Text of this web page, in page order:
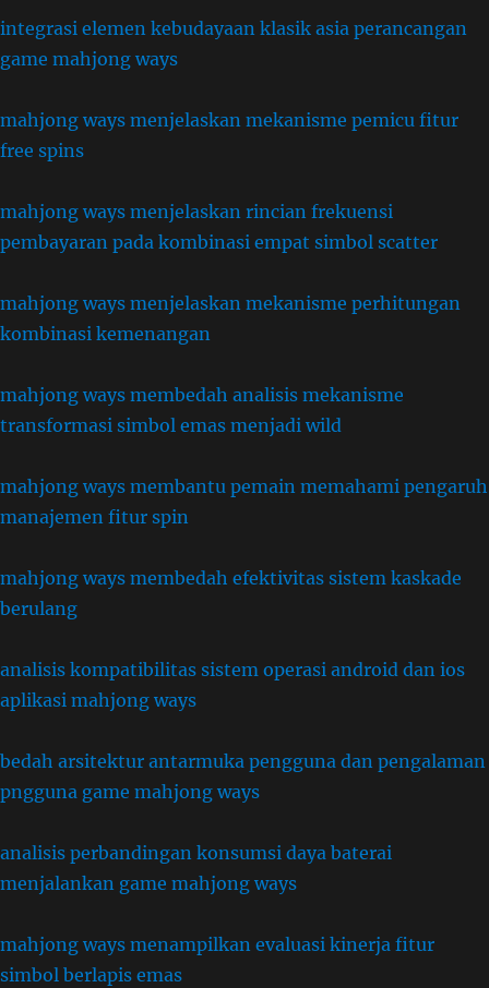
integrasi elemen kebudayaan klasik asia perancangan
game mahjong ways
mahjong ways menjelaskan mekanisme pemicu fitur
free spins
mahjong ways menjelaskan rincian frekuensi
pembayaran pada kombinasi empat simbol scatter
mahjong ways menjelaskan mekanisme perhitungan
kombinasi kemenangan
mahjong ways membedah analisis mekanisme
transformasi simbol emas menjadi wild
mahjong ways membantu pemain memahami pengaruh
manajemen fitur spin
mahjong ways membedah efektivitas sistem kaskade
berulang
analisis kompatibilitas sistem operasi android dan ios
aplikasi mahjong ways
bedah arsitektur antarmuka pengguna dan pengalaman
pngguna game mahjong ways
analisis perbandingan konsumsi daya baterai
menjalankan game mahjong ways
mahjong ways menampilkan evaluasi kinerja fitur
simbol berlapis emas